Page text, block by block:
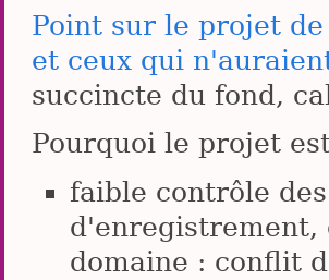
Point sur le projet
et ceux qui
succincte du fond,
Pourquoi le projet
faible contrôle
domaine : conflit